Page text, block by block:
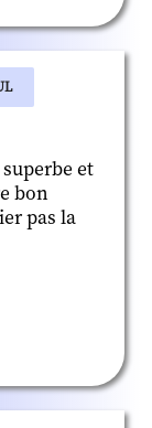
et
bon
pas la